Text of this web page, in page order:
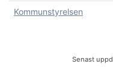
Kommunstyrelsen
Senast